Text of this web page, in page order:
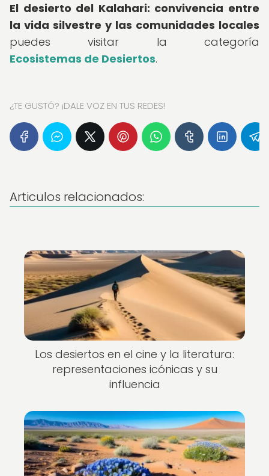
El desierto del Kalahari: convivencia entre
la vida silvestre y las comunidades locales
puedes visitar la categoría
Ecosistemas de Desiertos.
¿TE GUSTÓ? ¡DALE VOZ EN TUS REDES!
Articulos relacionados:
Los desiertos en el cine y la literatura:
representaciones icónicas y su
influencia